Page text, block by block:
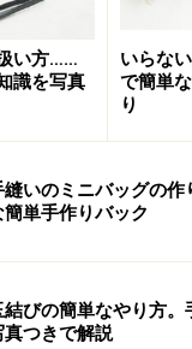
い方……
識を写真
いらな
で簡単
り
縫いのミニバッグの
簡単手作りバック
結びの簡単なやり方
真つきで解説